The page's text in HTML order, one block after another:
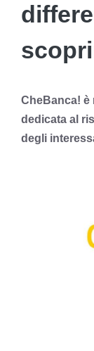
CheBanca! è
dedicata al
degli